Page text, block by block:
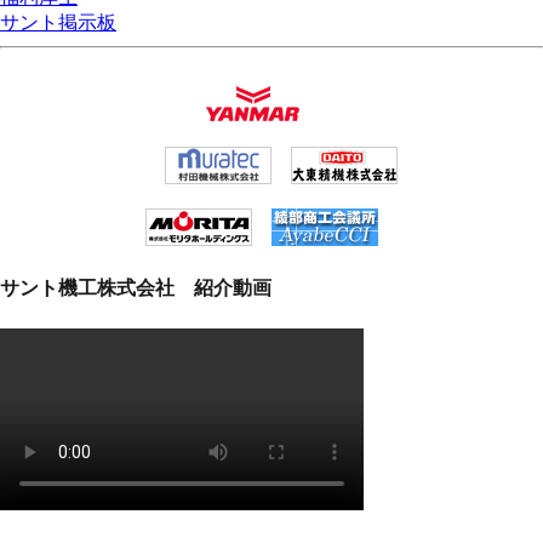
サント掲示板
サント機工株式会社 紹介動画